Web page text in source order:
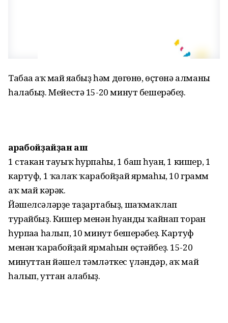
Табаға аҡ май яғабыҙ һәм дөгөнө, өҫтөнә алманы
һалабыҙ. Мейестә 15-20 минут бешерәбеҙ.
Ҡарабойҙайҙан аш
1 стакан тауыҡ һурпаһы, 1 баш һуған, 1 кишер, 1
картуф, 1 ҡалаҡ ҡарабойҙай ярмаһы, 10 грамм
аҡ май кәрәк.
Йәшелсәләрҙе таҙартабыҙ, шаҡмаҡлап
турайбыҙ. Кишер менән һуғанды ҡайнап торған
һурпаға һалып, 10 минут бешерәбеҙ. Картуф
менән ҡарабойҙай ярмаһын өҫтәйбеҙ. 15-20
минуттан йәшел тәмләткес үләндәр, аҡ май
һалып, уттан алабыҙ.